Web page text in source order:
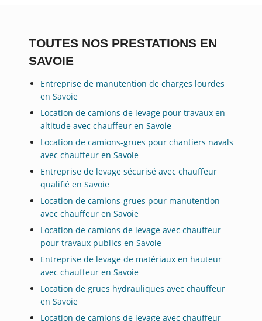
TOUTES NOS PRESTATIONS EN
SAVOIE
Entreprise de manutention de charges lourdes
en Savoie
Location de camions de levage pour travaux en
altitude avec chauffeur en Savoie
Location de camions-grues pour chantiers navals
avec chauffeur en Savoie
Entreprise de levage sécurisé avec chauffeur
qualifié en Savoie
Location de camions-grues pour manutention
avec chauffeur en Savoie
Location de camions de levage avec chauffeur
pour travaux publics en Savoie
Entreprise de levage de matériaux en hauteur
avec chauffeur en Savoie
Location de grues hydrauliques avec chauffeur
en Savoie
Location de camions de levage avec chauffeur